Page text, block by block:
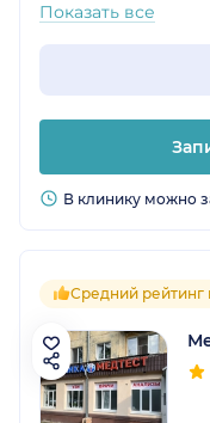
Показать все
В клинику можно
Средний рейтинг